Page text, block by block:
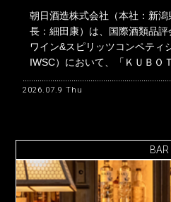
朝日酒造株式会社（本社：新
長：細田康）は、国際酒類品
ワイン&スピリッツコンペティ
IWSC）において、「ＫＵＢＯ
2026.07.9 Thu
BAR